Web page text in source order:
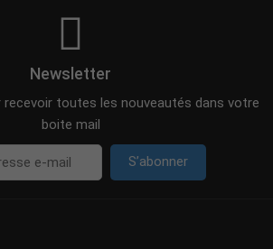
Newsletter
toutes les nouveautés dans votre
boite mail
S’abonner